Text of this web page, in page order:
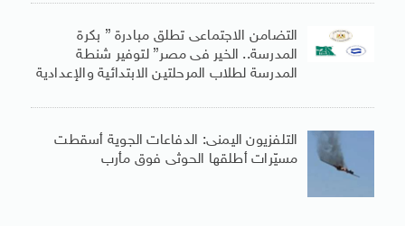
التضامن الاجتماعى تطلق مبادرة ” بكرة
المدرسة.. الخير فى مصر” لتوفير شنطة
المدرسة لطلاب المرحلتين الابتدائية والإعدادية
التلفزيون اليمنى: الدفاعات الجوية أسقطت
مسيّرات أطلقها الحوثى فوق مأرب